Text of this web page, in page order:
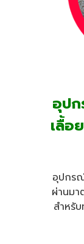
อุป
เลื้อ
อุปกร
ผ่านมา
สำหรั